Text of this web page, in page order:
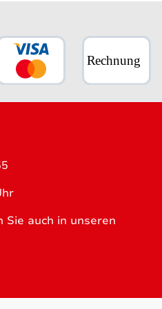
auch in unseren